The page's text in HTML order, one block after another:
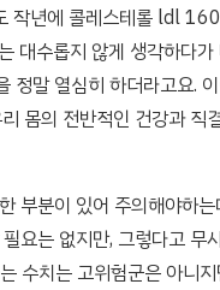
작년에 콜레스테롤 ldl
대수롭지 않게 생각하다
정말 열심히 하더라고요.
몸의 전반적인 건강과 직
부분이 있어 주의해야하
요는 없지만, 그렇다고 무
수치는 고위험군은 아니